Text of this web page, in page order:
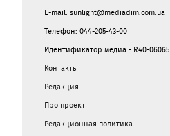
E-mail: sunlight@mediadim.com.ua
Телефон: 044-205-43-00
Идентификатор медиа - R40-06065
Контакты
Редакция
Про проект
Редакционная политика